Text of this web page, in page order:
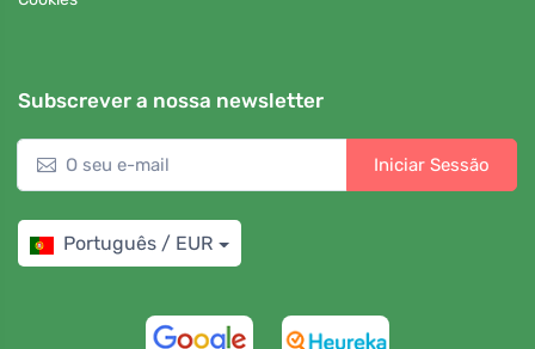
Subscrever a nossa newsletter
Iniciar Sessão
Português / EUR